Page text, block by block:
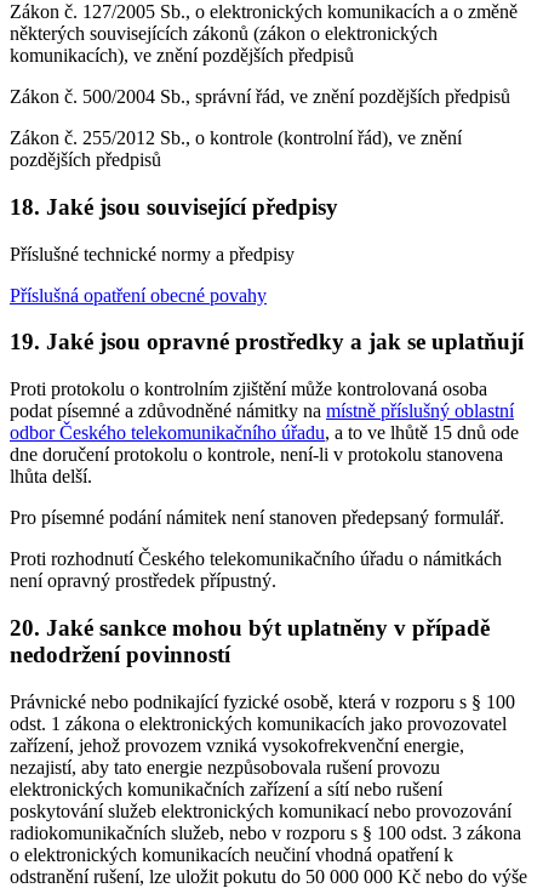
Zákon č. 127/2005 Sb., o elektronických komunikacích a o změně
některých souvisejících zákonů (zákon o elektronických
komunikacích), ve znění pozdějších předpisů
Zákon č. 500/2004 Sb., správní řád, ve znění pozdějších předpisů
Zákon č. 255/2012 Sb., o kontrole (kontrolní řád), ve znění
pozdějších předpisů
18. Jaké jsou související předpisy
Příslušné technické normy a předpisy
Příslušná opatření obecné povahy
19. Jaké jsou opravné prostředky a jak se uplatňují
Proti protokolu o kontrolním zjištění může kontrolovaná osoba
podat písemné a zdůvodněné námitky na místně příslušný oblastní
odbor Českého telekomunikačního úřadu, a to ve lhůtě 15 dnů ode
dne doručení protokolu o kontrole, není-li v protokolu stanovena
lhůta delší.
Pro písemné podání námitek není stanoven předepsaný formulář.
Proti rozhodnutí Českého telekomunikačního úřadu o námitkách
není opravný prostředek přípustný.
20. Jaké sankce mohou být uplatněny v případě
nedodržení povinností
Právnické nebo podnikající fyzické osobě, která v rozporu s § 100
odst. 1 zákona o elektronických komunikacích jako provozovatel
zařízení, jehož provozem vzniká vysokofrekvenční energie,
nezajistí, aby tato energie nezpůsobovala rušení provozu
elektronických komunikačních zařízení a sítí nebo rušení
poskytování služeb elektronických komunikací nebo provozování
radiokomunikačních služeb, nebo v rozporu s § 100 odst. 3 zákona
o elektronických komunikacích neučiní vhodná opatření k
odstranění rušení, lze uložit pokutu do 50 000 000 Kč nebo do výše